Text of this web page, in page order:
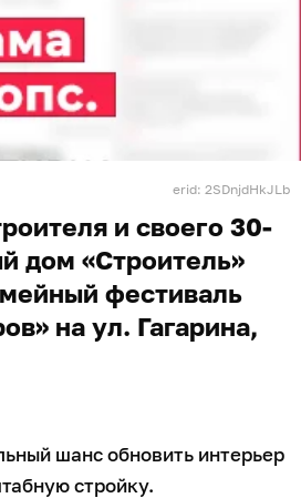
в огромную
Вход свободный (0+).
в шатрах, позируем в
подкрепляемся на